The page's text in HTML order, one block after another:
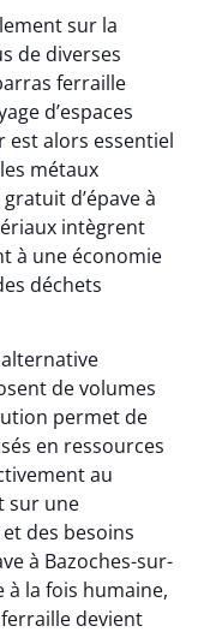
sur la
de diverses
ferraille
d’espaces
est alors essentiel
métaux
d’épave à
intègrent
à une économie
déchets
de volumes
permet de
en ressources
au
sur une
des besoins
à Bazoches-sur-
la fois humaine,
devient